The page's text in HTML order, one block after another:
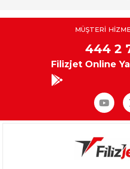
MÜŞTERİ
444 2
Filizjet Online